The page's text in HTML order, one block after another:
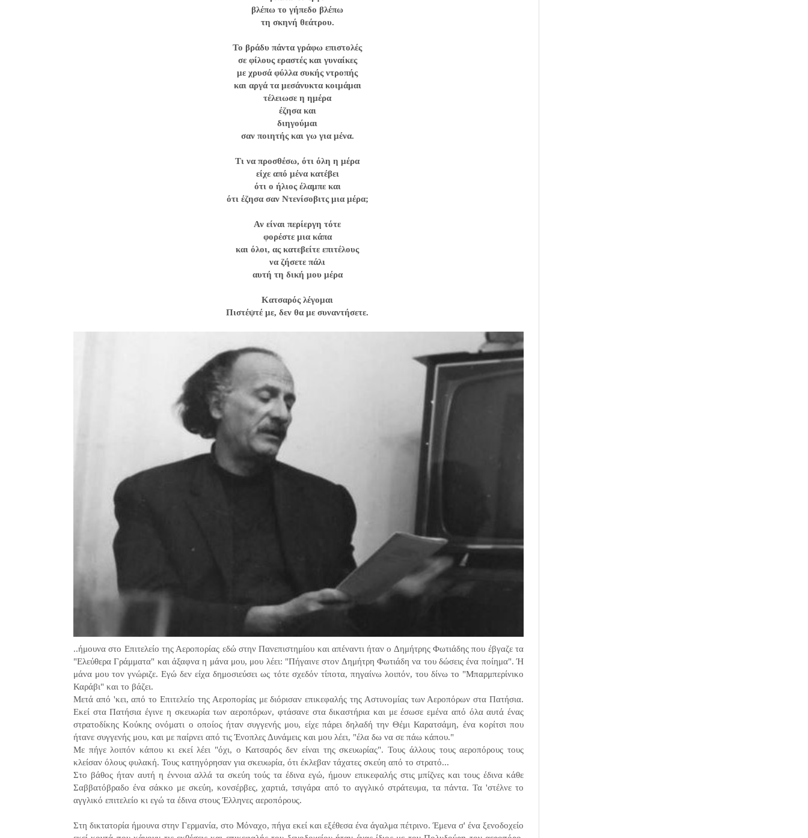
βλέπω το γήπεδο βλέπω
τη σκηνή θεάτρου.
Το βράδυ πάντα γράφω επιστολές
σε φίλους εραστές και γυναίκες
με χρυσά φύλλα συκής ντροπής
και αργά τα μεσάνυκτα κοιμάμαι
τέλειωσε η ημέρα
έζησα και
διηγούμαι
σαν ποιητής και γω για μένα.
Τι να προσθέσω, ότι όλη η μέρα
είχε από μένα κατέβει
ότι ο ήλιος έλαμπε και
ότι έζησα σαν Ντενίσοβιτς μια μέρα;
Αν είναι περίεργη τότε
φορέστε μια κάπα
και όλοι, ας κατεβείτε επιτέλους
να ζήσετε πάλι
αυτή τη δική μου μέρα
Κατσαρός λέγομαι
Πιστέψτέ με, δεν θα με συναντήσετε.
..ήμουνα στο Επιτελείο της Αεροπορίας εδώ στην Πανεπιστημίου και απέναντι ήταν ο Δημήτρης Φωτιάδης που έβγαζε τα
"Ελεύθερα Γράμματα" και άξαφνα η μάνα μου, μου λέει: "Πήγαινε στον Δημήτρη Φωτιάδη να του δώσεις ένα ποίημα". Ή
μάνα μου τον γνώριζε. Εγώ δεν είχα δημοσιεύσει ως τότε σχεδόν τίποτα, πηγαίνω λοιπόν, του δίνω το "Μπαρμπερίνικο
Καράβι" και το βάζει.
Μετά από 'κει, από το Επιτελείο της Αεροπορίας με διόρισαν επικεφαλής της Αστυνομίας των Αεροπόρων στα Πατήσια.
Εκεί στα Πατήσια έγινε η σκευωρία των αεροπόρων, φτάσανε στα δικαστήρια και με έσωσε εμένα από όλα αυτά ένας
στρατοδίκης Κούκης ονόματι ο οποίος ήταν συγγενής μου, είχε πάρει δηλαδή την Θέμι Καρατσάμη, ένα κορίτσι που
ήτανε συγγενής μου, και με παίρνει από τις Ένοπλες Δυνάμεις και μου λέει, "έλα δω να σε πάω κάπου."
Με πήγε λοιπόν κάπου κι εκεί λέει "όχι, ο Κατσαρός δεν είναι της σκευωρίας". Τους άλλους τους αεροπόρους τους
κλείσαν όλους φυλακή. Τους κατηγόρησαν για σκευωρία, ότι έκλεβαν τάχατες σκεύη από το στρατό...
Στο βάθος ήταν αυτή η έννοια αλλά τα σκεύη τούς τα έδινα εγώ, ήμουν επικεφαλής στις μπίζνες και τους έδινα κάθε
Σαββατόβραδο ένα σάκκο με σκεύη, κονσέρβες, χαρτιά, τσιγάρα από το αγγλικό στράτευμα, τα πάντα. Τα 'στέλνε το
αγγλικό επιτελείο κι εγώ τα έδινα στους Έλληνες αεροπόρους.
Στη δικτατορία ήμουνα στην Γερμανία, στο Μόναχο, πήγα εκεί και εξέθεσα ένα άγαλμα πέτρινο. Έμενα σ' ένα ξενοδοχείο